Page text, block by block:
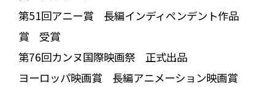
第51回アニー賞 長編インディペンデント作品
賞 受賞
第76回カンヌ国際映画祭 正式出品
ヨーロッパ映画賞 長編アニメーション映画賞